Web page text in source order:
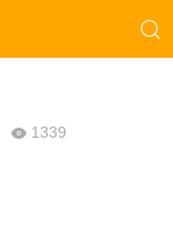
1339